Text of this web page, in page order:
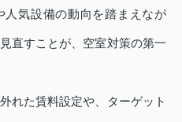
人気設備の動向を踏まえなが
直すことが、空室対策の第一
れた賃料設定や、ターゲット